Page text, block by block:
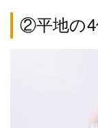
②平地の4